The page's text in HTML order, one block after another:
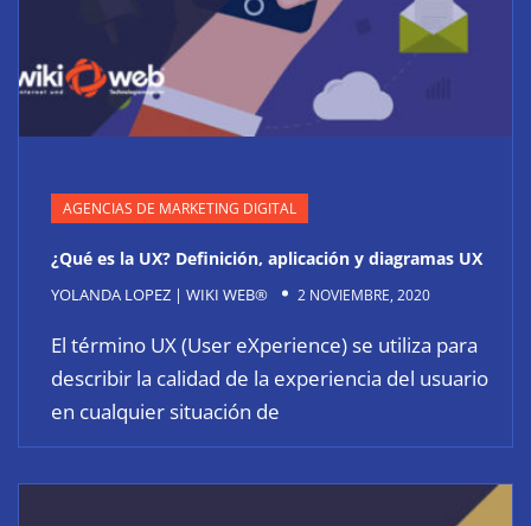
AGENCIAS DE MARKETING DIGITAL
¿Qué es la UX? Definición, aplicación y diagramas UX
YOLANDA LOPEZ | WIKI WEB® 2 NOVIEMBRE, 2020
El término UX (User eXperience) se utiliza para
describir la calidad de la experiencia del usuario
en cualquier situación de